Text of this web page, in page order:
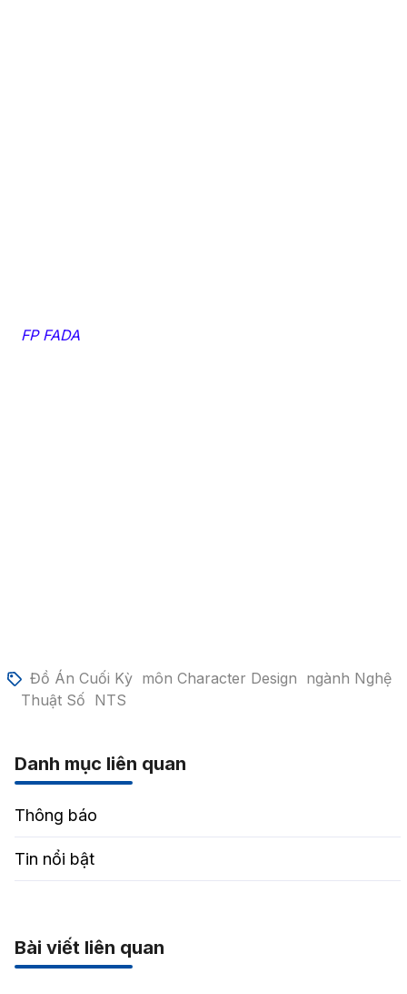
FP FADA
Đồ Án Cuối Kỳ môn Character Design ngành Nghệ
Thuật Số NTS
Danh mục liên quan
Thông báo
Tin nổi bật
Bài viết liên quan